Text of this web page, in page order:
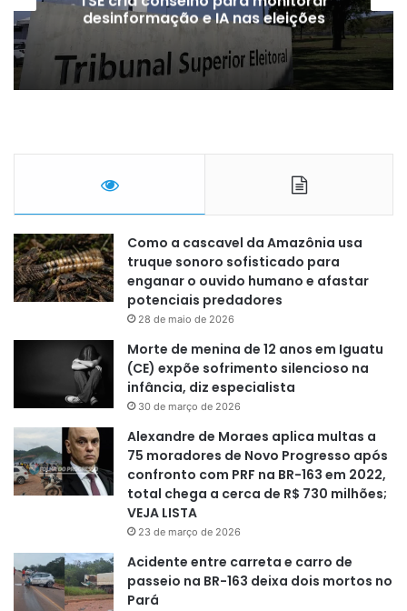
desinformação e IA nas eleições
Como a cascavel da Amazônia usa
truque sonoro sofisticado para
enganar o ouvido humano e afastar
potenciais predadores
28 de maio de 2026
Morte de menina de 12 anos em Iguatu
(CE) expõe sofrimento silencioso na
infância, diz especialista
30 de março de 2026
Alexandre de Moraes aplica multas a
75 moradores de Novo Progresso após
confronto com PRF na BR-163 em 2022,
total chega a cerca de R$ 730 milhões;
VEJA LISTA
23 de março de 2026
Acidente entre carreta e carro de
passeio na BR-163 deixa dois mortos no
Pará